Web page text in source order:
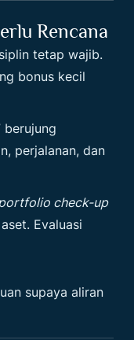
Rencana
tetap wajib.
bonus kecil
berujung
perjalanan, dan
check-up
Evaluasi
supaya aliran